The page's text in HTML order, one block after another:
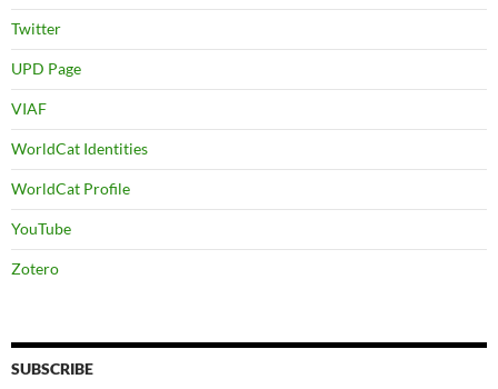
Twitter
UPD Page
VIAF
WorldCat Identities
WorldCat Profile
YouTube
Zotero
SUBSCRIBE